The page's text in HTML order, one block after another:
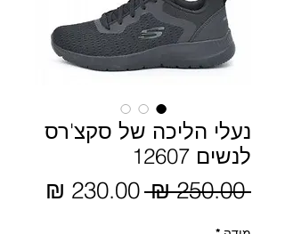
נעלי הליכה של סקצ'רס
לנשים 12607
‏250.00 ‏₪
מחיר